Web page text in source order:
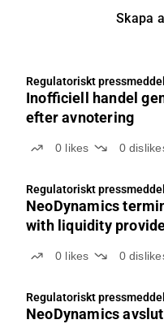
Skapa
Regulatoriskt
Inofficiell handel
efter avnotering
0 likes 0
Regulatoriskt
NeoDynamics
with liquidity
0 likes 0
Regulatoriskt
NeoDynamics